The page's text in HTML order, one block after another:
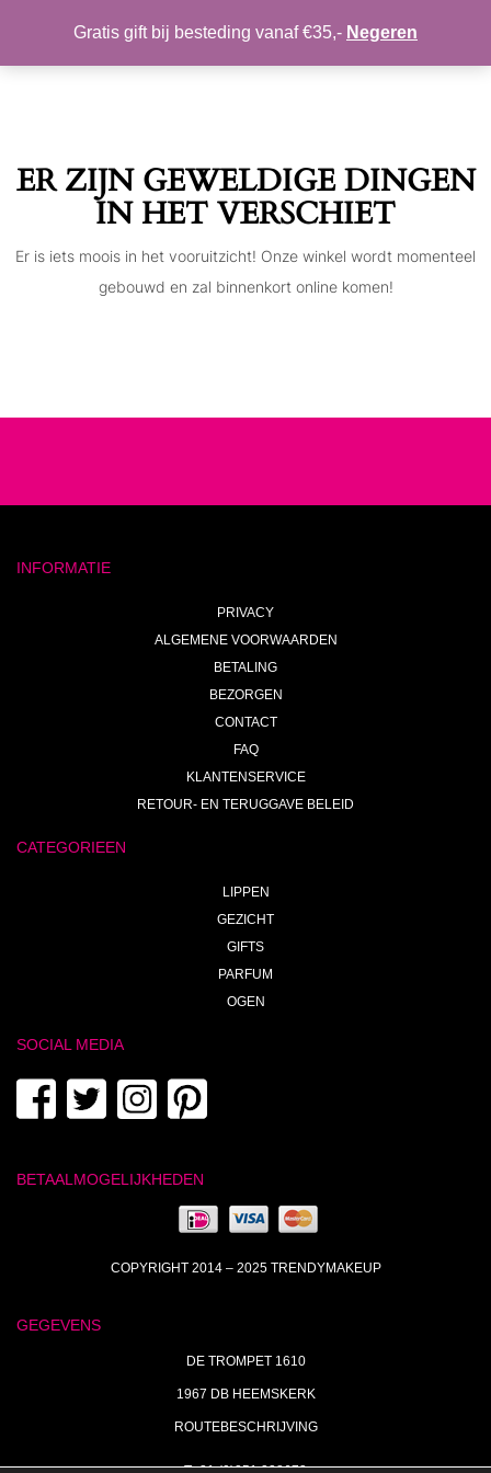
Toggle
MIJN ACCOUNT VERLANGLIJST
ER ZIJN GEWELDIGE DINGEN
IN HET VERSCHIET
Er is iets moois in het vooruitzicht! Onze winkel wordt momenteel
gebouwd en zal binnenkort online komen!
INFORMATIE
PRIVACY
ALGEMENE VOORWAARDEN
BETALING
BEZORGEN
CONTACT
FAQ
KLANTENSERVICE
RETOUR- EN TERUGGAVE BELEID
CATEGORIEEN
LIPPEN
GEZICHT
GIFTS
PARFUM
OGEN
SOCIAL MEDIA
BETAALMOGELIJKHEDEN
COPYRIGHT 2014 – 2025 TRENDYMAKEUP
GEGEVENS
DE TROMPET 1610
1967 DB HEEMSKERK
ROUTEBESCHRIJVING
Gratis gift bij besteding vanaf €35,- Negeren